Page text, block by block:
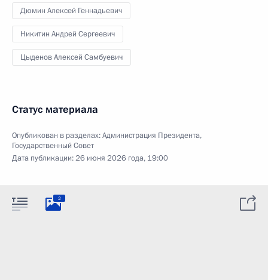
Дюмин Алексей Геннадьевич
Никитин Андрей Сергеевич
Цыденов Алексей Самбуевич
Статус материала
Опубликован в разделах:Администрация Президента,
Государственный Совет
Дата публикации:26 июня 2026 года, 19:00
2